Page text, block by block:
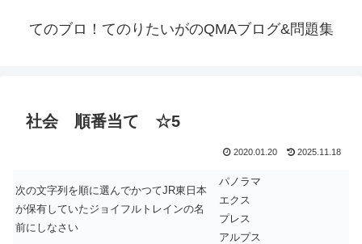
てのブロ！てのりたいがのQMAブログ&問題集
社会 順番当て ☆5
2020.01.20 2025.11.18
次の文字列を順に選んでかつてJR東日本
が保有していたジョイフルトレインの名
前にしなさい
パノラマ
エクス
プレス
アルプス